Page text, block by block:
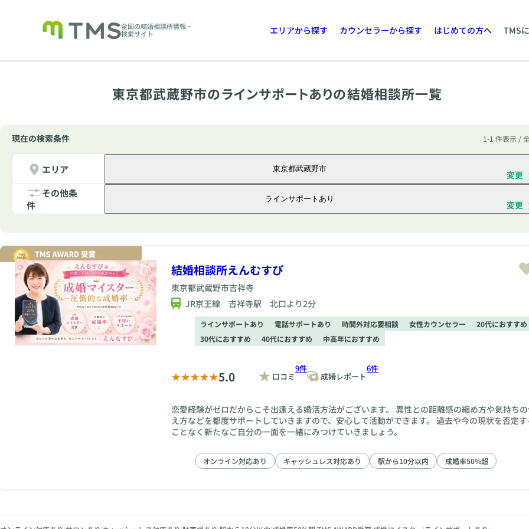
全国の結婚相談所情報・
検索サイト
エリアから探す カウンセラーから探す はじめての方へ TMS
東京都武蔵野市のラインサポートありの結婚相談所一覧
現在の検索条件 1-1 件表示 /
エリア 東京都武蔵野市
変更
その他条
件
ラインサポートあり
変更
結婚相談所えんむすび
東京都武蔵野市吉祥寺
JR京王線 吉祥寺駅 北口より2分
ラインサポートあり 電話サポートあり 時間外対応要相談 女性カウンセラー
20代におすすめ
30代におすすめ
40代におすすめ 中高年におすすめ
5.0 口コミ
9件
成婚レポート
6件
恋愛経験がゼロだからこそ出逢える婚活方法がございます。 異性との距離感の縮め方や気持ち
え方などを都度サポートしていきますので、安心して活動ができます。 過去や今の現状を否定
ことなく新たなご自分の一面を一緒にみつけていきましょう。
オンライン対応あり キャッシュレス対応あり 駅から10分以内 成婚率50%超